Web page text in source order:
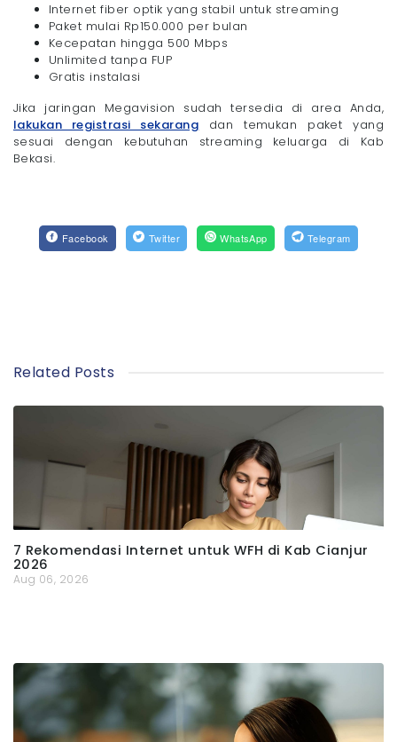
Internet fiber optik yang stabil untuk streaming
Paket mulai Rp150.000 per bulan
Kecepatan hingga 500 Mbps
Unlimited tanpa FUP
Gratis instalasi
Jika jaringan Megavision sudah tersedia di area Anda,
lakukan registrasi sekarang dan temukan paket yang
sesuai dengan kebutuhan streaming keluarga di Kab
Bekasi.
Facebook Twitter WhatsApp Telegram
Related Posts
7 Rekomendasi Internet untuk WFH di Kab Cianjur
2026
Aug 06, 2026